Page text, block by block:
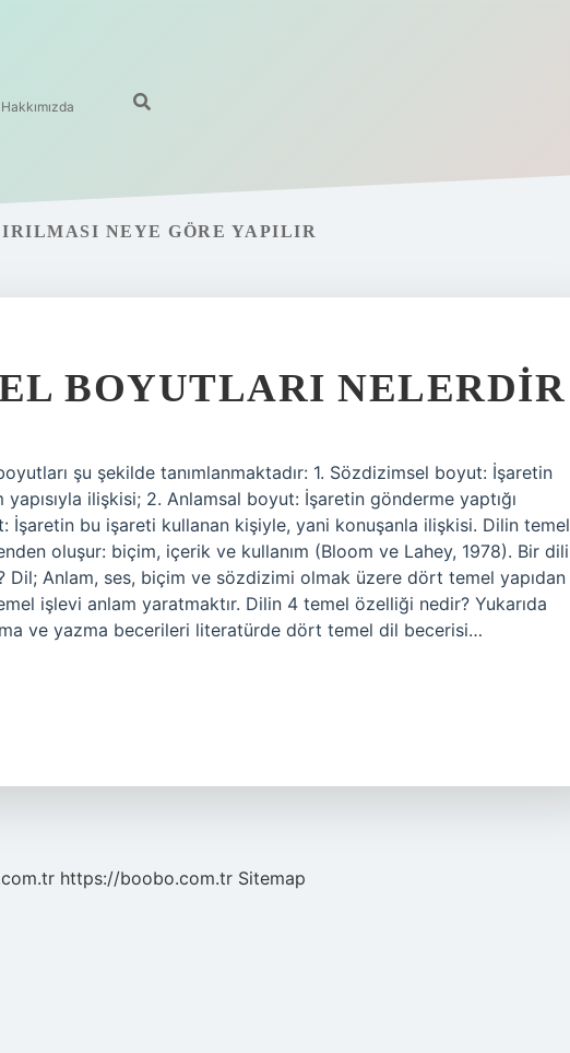
Hakkımızda
NEYE GÖRE YAPILIR
BOYUTLARI NELERDIR
şu şekilde tanımlanmaktadır: 1. Sözdizimsel boyut: İşaretin
ilişkisi; 2. Anlamsal boyut: İşaretin gönderme yaptığı
İşaretin bu işareti kullanan kişiyle, yani konuşanla ilişkisi. Dilin temel
oluşur: biçim, içerik ve kullanım (Bloom ve Lahey, 1978). Bir dili
Anlam, ses, biçim ve sözdizimi olmak üzere dört temel yapıdan
işlevi anlam yaratmaktır. Dilin 4 temel özelliği nedir? Yukarıda
ve yazma becerileri literatürde dört temel dil becerisi…
https://boobo.com.tr Sitemap